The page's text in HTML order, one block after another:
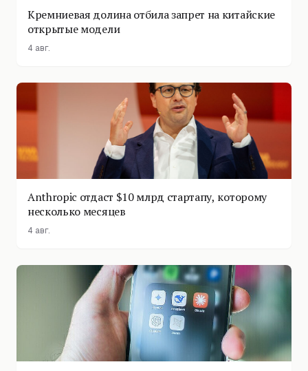
Кремниевая долина отбила запрет на китайские
открытые модели
4 авг.
Anthropic отдаст $10 млрд стартапу, которому
несколько месяцев
4 авг.